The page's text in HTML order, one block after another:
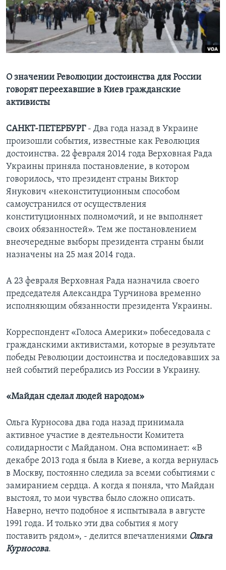
Learning English
СОЦИАЛЬНЫЕ СЕТИ
Языки
О значении Революции достоинства для России
говорят переехавшие в Киев гражданские
активисты
САНКТ-ПЕТЕРБУРГ- Два года назад в Украине
произошли события, известные как Революция
достоинства. 22 февраля 2014 года Верховная Рада
Украины приняла постановление, в котором
говорилось, что президент страны Виктор
Янукович «неконституционным способом
самоустранился от осуществления
конституционных полномочий, и не выполняет
своих обязанностей». Тем же постановлением
внеочередные выборы президента страны были
назначены на 25 мая 2014 года.
А 23 февраля Верховная Рада назначила своего
председателя Александра Турчинова временно
исполняющим обязанности президента Украины.
Корреспондент «Голоса Америки» побеседовала с
гражданскими активистами, которые в результате
победы Революции достоинства и последовавших за
ней событий перебрались из России в Украину.
«Майдан сделал людей народом»
Ольга Курносова два года назад принимала
активное участие в деятельности Комитета
солидарности с Майданом. Она вспоминает: «В
декабре 2013 года я была в Киеве, а когда вернулась
в Москву, постоянно следила за всеми событиями с
замиранием сердца. А когда я поняла, что Майдан
выстоял, то мои чувства было сложно описать.
Наверно, нечто подобное я испытывала в августе
1991 года. И только эти два события я могу
поставить рядом», - делится впечатлениями Ольга
Курносова.